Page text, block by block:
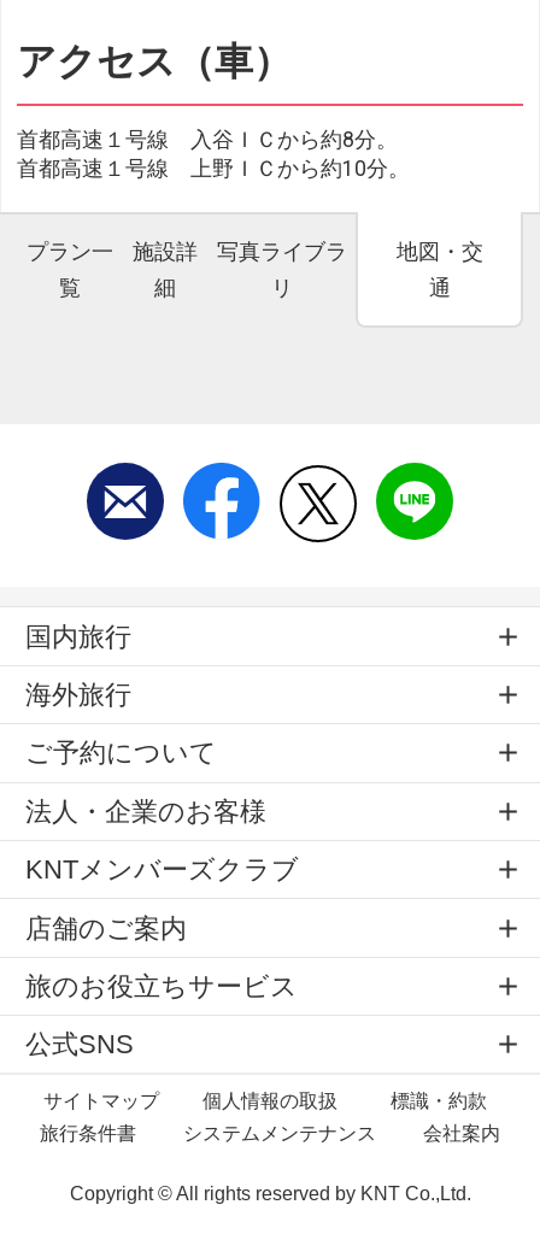
アクセス（車）
首都高速１号線 入谷ＩＣから約8分。
首都高速１号線 上野ＩＣから約10分。
プラン一
覧
施設詳
細
写真ライブラ
リ
地図・交
通
国内旅行
海外旅行
ご予約について
法人・企業のお客様
KNTメンバーズクラブ
店舗のご案内
旅のお役立ちサービス
公式SNS
サイトマップ 個人情報の取扱
標識・約款
旅行条件書
システムメンテナンス 会社案内
Copyright © All rights reserved by KNT Co.,Ltd.